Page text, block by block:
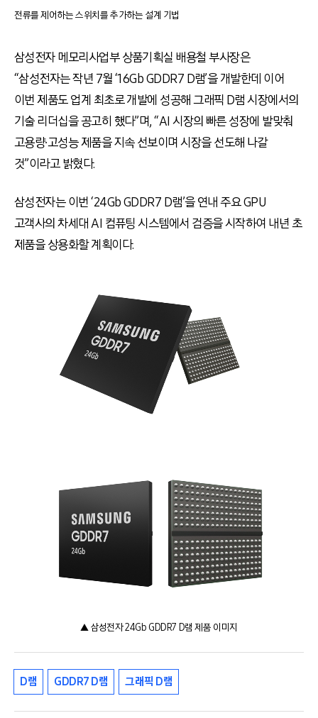
전류를 제어하는 스위치를 추가하는 설계 기법
삼성전자 메모리사업부 상품기획실 배용철 부사장은
“삼성전자는 작년 7월‘16Gb GDDR7 D램’을 개발한데 이어
이번 제품도 업계 최초로 개발에 성공해 그래픽 D램 시장에서의
기술 리더십을 공고히 했다”며, “AI 시장의 빠른 성장에 발맞춰
고용량∙고성능 제품을 지속 선보이며 시장을 선도해 나갈
것”이라고 밝혔다.
삼성전자는 이번‘24Gb GDDR7 D램’을 연내 주요 GPU
고객사의 차세대 AI 컴퓨팅 시스템에서 검증을 시작하여 내년 초
제품을 상용화할 계획이다.
▲ 삼성전자 24Gb GDDR7 D램 제품 이미지
D램 GDDR7 D램 그래픽 D램